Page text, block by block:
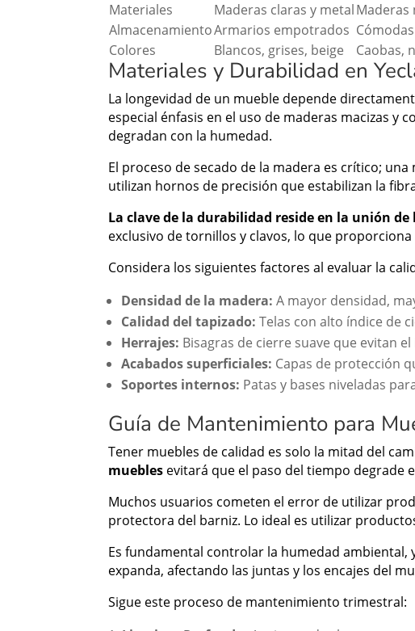
Materiales
Maderas claras y metalMaderas
AlmacenamientoArmarios empotrados
Colores
Blancos, grises, beige Caobas,
Materiales y Durabilidad en
La longevidad de un mueble depende
especial énfasis en el uso de maderas macizas y
degradan con la humedad.
El proceso de secado de la madera es crítico;
utilizan hornos de precisión que estabilizan la
La clave de la durabilidad reside en la unión de
exclusivo de tornillos y clavos, lo que
Considera los siguientes factores al evaluar la
Densidad de la madera: A mayor densidad,
Calidad del tapizado: Telas con alto índice de
Herrajes: Bisagras de cierre suave que evitan
Acabados superficiales: Capas de protección
Soportes internos: Patas y bases niveladas
Guía de Mantenimiento para
Tener muebles de calidad es solo la mitad del
muebles evitará que el paso del tiempo degrade
Muchos usuarios cometen el error de utilizar
protectora del barniz. Lo ideal es utilizar
Es fundamental controlar la humedad
expanda, afectando las juntas y los encajes del
Sigue este proceso de mantenimiento trimestral: